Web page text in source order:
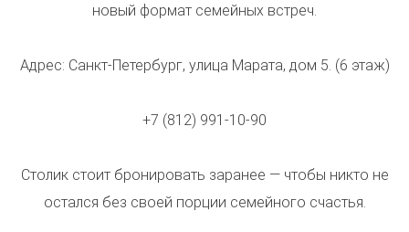
новый формат семейных встреч.
Адрес: Санкт-Петербург, улица Марата, дом 5. (6 этаж)
+7 (812) 991-10-90
Столик стоит бронировать заранее — чтобы никто не
остался без своей порции семейного счастья.